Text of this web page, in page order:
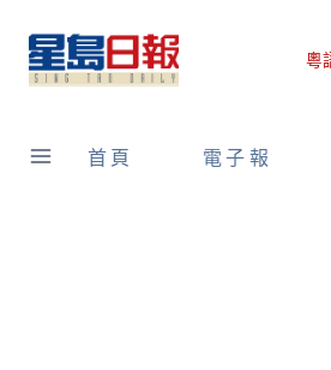
content
粵
首頁 電子報